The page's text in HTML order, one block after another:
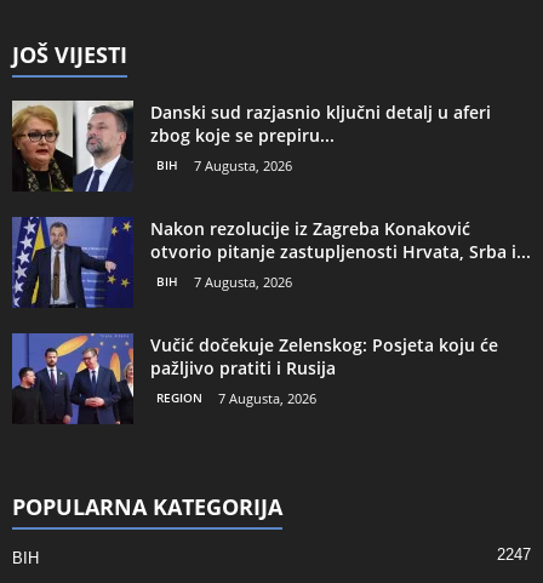
JOŠ VIJESTI
Danski sud razjasnio ključni detalj u aferi
zbog koje se prepiru...
BIH 7 Augusta, 2026
Nakon rezolucije iz Zagreba Konaković
otvorio pitanje zastupljenosti Hrvata, Srba i...
BIH 7 Augusta, 2026
Vučić dočekuje Zelenskog: Posjeta koju će
pažljivo pratiti i Rusija
REGION 7 Augusta, 2026
POPULARNA KATEGORIJA
BIH
2247